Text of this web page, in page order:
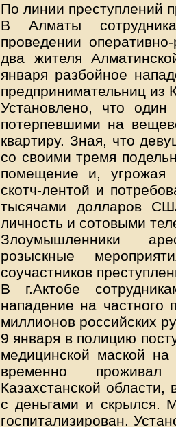
По линии преступлений
В Алматы
проведении
два жителя
января разбойное
предпринимательниц из
Установлено, что
потерпевшими на
квартиру. Зная, что
со своими тремя
помещение и, угрожая
скотч-лентой и
тысячами долларов
личность и сотовыми
Злоумышленники
розыскные
соучастников
В г.Актобе
нападение на частного
миллионов российских
9 января в полицию
медицинской маской
временно
Казахстанской области,
с деньгами и скрылся.
госпитализирован.